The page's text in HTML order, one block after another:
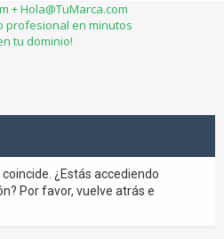
+ Hola@TuMarca.com
profesional en minutos
tu dominio!
¿Estás accediendo
Por favor, vuelve atrás e